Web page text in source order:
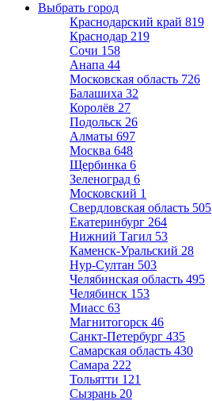
Выбрать город
Краснодарский край 819
Краснодар 219
Сочи 158
Анапа 44
Московская область 726
Балашиха 32
Королёв 27
Подольск 26
Алматы 697
Москва 648
Щербинка 6
Зеленоград 6
Московский 1
Свердловская область 505
Екатеринбург 264
Нижний Тагил 53
Каменск-Уральский 28
Нур-Султан 503
Челябинская область 495
Челябинск 153
Миасс 63
Магнитогорск 46
Санкт-Петербург 435
Самарская область 430
Самара 222
Тольятти 121
Сызрань 20